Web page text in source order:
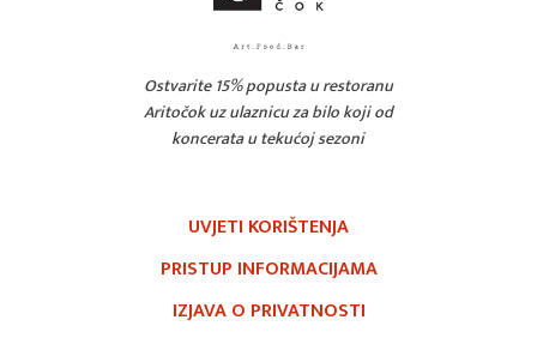
Ostvarite 15% popusta u restoranu
Aritočok uz ulaznicu za bilo koji od
koncerata u tekućoj sezoni
UVJETI KORIŠTENJA
PRISTUP INFORMACIJAMA
IZJAVA O PRIVATNOSTI